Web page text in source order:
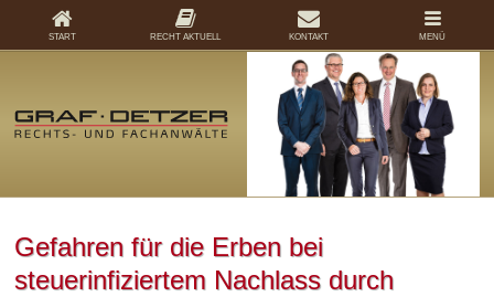
Gefahren für die Erben bei
steuerinfiziertem Nachlass durch
START RECHT AKTUELL KONTAKT MENÜ